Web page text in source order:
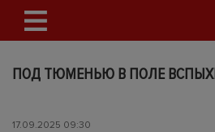
ПОД ТЮМЕНЬЮ В ПОЛЕ
17.09.2025 09:30